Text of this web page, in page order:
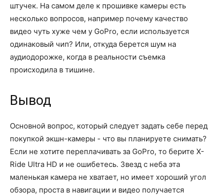
штучек. На самом деле к прошивке камеры есть
несколько вопросов, например почему качество
видео чуть хуже чем у GoPro, если используется
одинаковый чип? Или, откуда берется шум на
аудиодорожке, когда в реальности съемка
происходила в тишине.
Вывод
Основной вопрос, который следует задать себе перед
покупкой экшн-камеры - что вы планируете снимать?
Если не хотите переплачивать за GoPro, то берите X-
Ride Ultra HD и не ошибетесь. Звезд с неба эта
маленькая камера не хватает, но имеет хороший угол
обзора, проста в навигации и видео получается